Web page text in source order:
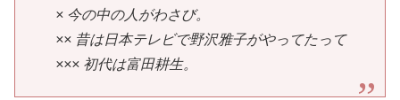
× 今の中の人がわさび。
×× 昔は日本テレビで野沢雅子がやってたって
××× 初代は富田耕生。